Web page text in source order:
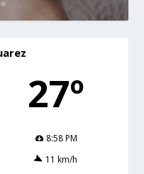
27º
8:58 PM
11 km/h